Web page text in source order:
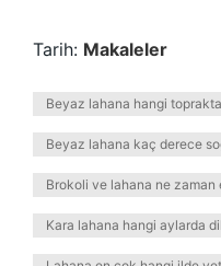
Tarih: Makaleler
Beyaz lahana hangi
Beyaz lahana kaç derece
Brokoli ve lahana ne zaman
Kara lahana hangi aylarda